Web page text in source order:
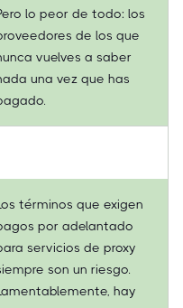
lo peor de todo: los
de los que
vuelves a saber
una vez que has
términos que exigen
por adelantado
servicios de proxy
son un riesgo.
hay